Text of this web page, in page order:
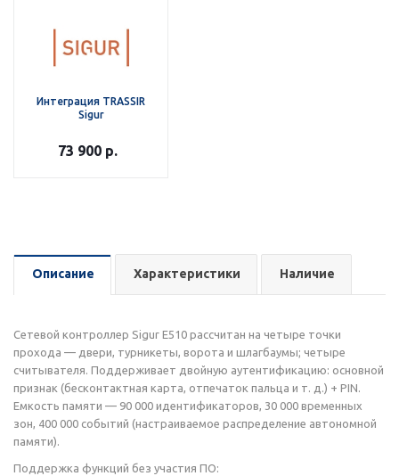
Интеграция TRASSIR
Sigur
73 900 р.
Описание Характеристики Наличие
Сетевой контроллер Sigur E510 рассчитан на четыре точки
прохода — двери, турникеты, ворота и шлагбаумы; четыре
считывателя. Поддерживает двойную аутентификацию: основной
признак (бесконтактная карта, отпечаток пальца и т. д.) + PIN.
Емкость памяти — 90 000 идентификаторов, 30 000 временных
зон, 400 000 событий (настраиваемое распределение автономной
памяти).
Поддержка функций без участия ПО: